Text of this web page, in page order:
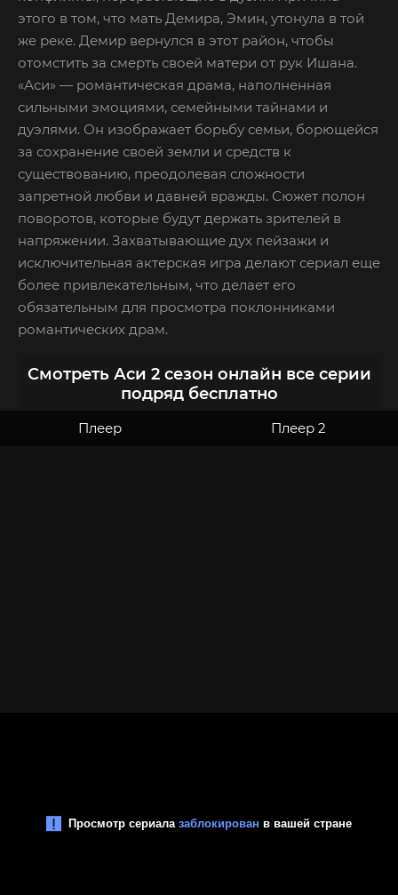
этого в том, что мать Демира, Эмин, утонула в той
же реке. Демир вернулся в этот район, чтобы
отомстить за смерть своей матери от рук Ишана.
«Аси» — романтическая драма, наполненная
сильными эмоциями, семейными тайнами и
дуэлями. Он изображает борьбу семьи, борющейся
за сохранение своей земли и средств к
существованию, преодолевая сложности
запретной любви и давней вражды. Сюжет полон
поворотов, которые будут держать зрителей в
напряжении. Захватывающие дух пейзажи и
исключительная актерская игра делают сериал еще
более привлекательным, что делает его
обязательным для просмотра поклонниками
романтических драм.
Смотреть Аси 2 сезон онлайн все серии
подряд бесплатно
Плеер Плеер 2